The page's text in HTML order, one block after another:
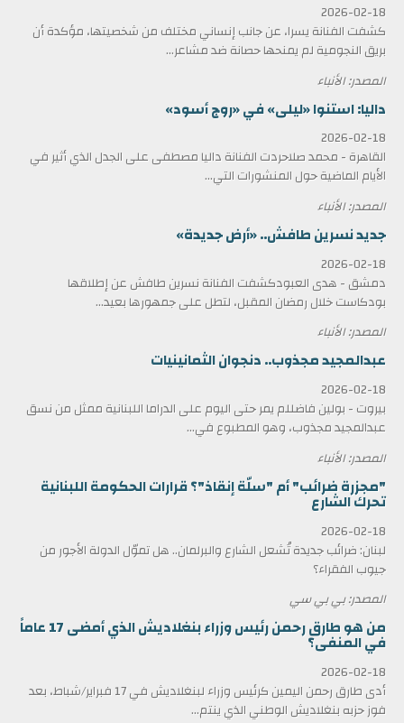
2026-02-18
كشفت الفنانة يسرا، عن جانب إنساني مختلف من شخصيتها، مؤكدة أن
بريق النجومية لم يمنحها حصانة ضد مشاعر...
المصدر: الأنباء
داليا: استنوا «ليلى» في «روج أسود»
2026-02-18
القاهرة - محمد صلاحردت الفنانة داليا مصطفى على الجدل الذي أثير في
الأيام الماضية حول المنشورات التي...
المصدر: الأنباء
جديد نسرين طافش.. «أرض جديدة»
2026-02-18
دمشق - هدى العبودكشفت الفنانة نسرين طافش عن إطلاقها
بودكاست خلال رمضان المقبل، لتطل على جمهورها بعيد...
المصدر: الأنباء
عبدالمجيد مجذوب.. دنجوان الثمانينيات
2026-02-18
بيروت - بولين فاضللم يمر حتى اليوم على الدراما اللبنانية ممثل من نسق
عبدالمجيد مجذوب، وهو المطبوع في...
المصدر: الأنباء
"مجزرة ضرائب" أم "سلّة إنقاذ"؟ قرارات الحكومة اللبنانية
تحرك الشارع
2026-02-18
لبنان: ضرائب جديدة تُشعل الشارع والبرلمان.. هل تموّل الدولة الأجور من
جيوب الفقراء؟
المصدر: بي بي سي
من هو طارق رحمن رئيس وزراء بنغلاديش الذي أمضى 17 عاماً
في المنفى؟
2026-02-18
أدى طارق رحمن اليمين كرئيس وزراء لبنغلاديش في 17 فبراير/شباط، بعد
فوز حزبه بنغلاديش الوطني الذي ينتم...